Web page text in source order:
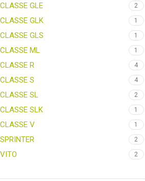
CLASSE GLE 2
CLASSE GLK 1
CLASSE GLS 1
CLASSE ML 1
CLASSE R 4
CLASSE S 4
CLASSE SL 2
CLASSE SLK 1
CLASSE V 1
SPRINTER 2
VITO 2